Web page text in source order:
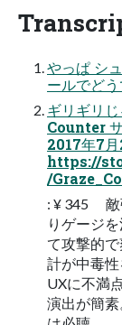
やっぱ シ
ールでど
ギリギリ
Counter
2017年7
https://
/
: ¥ 345 敵
りゲージ
て攻撃的
計が中毒
UXに不満
演出が簡